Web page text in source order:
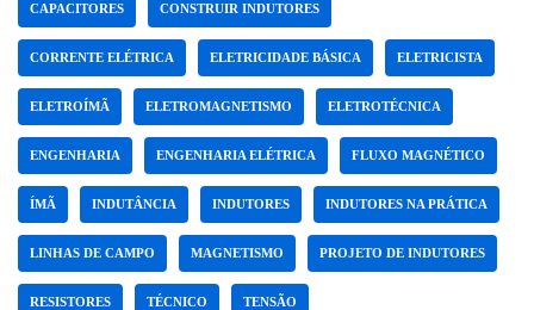
CAPACITORES CONSTRUIR INDUTORES
CORRENTE ELÉTRICA ELETRICIDADE BÁSICA ELETRICISTA
ELETROÍMÃ ELETROMAGNETISMO ELETROTÉCNICA
ENGENHARIA ENGENHARIA ELÉTRICA FLUXO MAGNÉTICO
ÍMÃ INDUTÂNCIA INDUTORES INDUTORES NA PRÁTICA
LINHAS DE CAMPO MAGNETISMO PROJETO DE INDUTORES
RESISTORES TÉCNICO TENSÃO